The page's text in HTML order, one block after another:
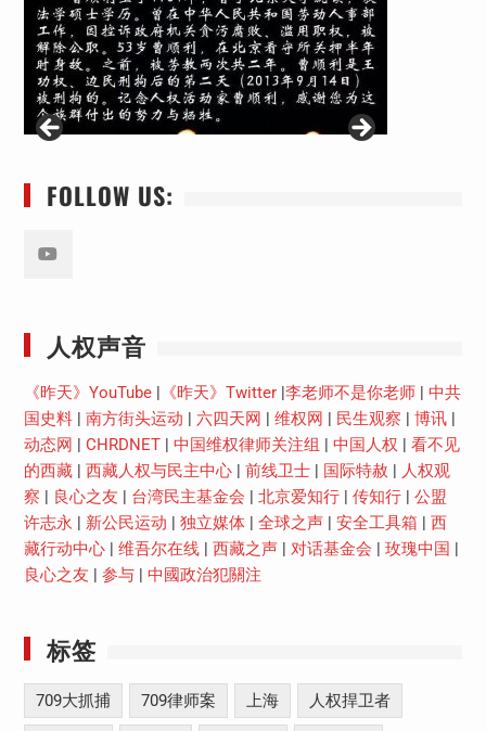
FOLLOW US:
人权声音
《昨天》YouTube| 《昨天》Twitter| 李老师不是你老师| 中共
国史料| 南方街头运动 六四天网 维权网 民生观察 博讯|
动态网
CHRDNET| 中国维权律师关注组 中国人权
看不见
的西藏| 西藏人权与民主中心| 前线卫士| 国际特赦
人权观
察
良心之友 台湾民主基金会 北京爱知行| 传知行| 公盟
许志永
新公民运动 独立媒体| 全球之声| 安全工具箱
西
藏行动中心| 维吾尔在线| 西藏之声| 对话基金会 玫瑰中国
良心之友
参与| 中國政治犯關注
标签
709大抓捕 709律师案 上海 人权捍卫者